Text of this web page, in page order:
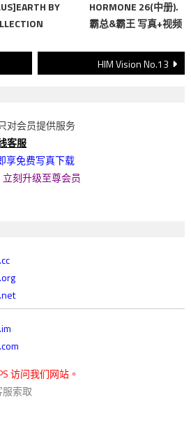
BY
HORMONE 26(中册).
霸总&霸王 写真+视频
HIM Vision No.13
对会员提供服务
客服
享免费写真下载
刻升级至尊会员
访问我们网站。
索取